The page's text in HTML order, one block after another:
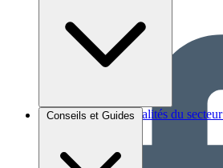
Brèves et actus Actualités du secteur
Conseils et Guides